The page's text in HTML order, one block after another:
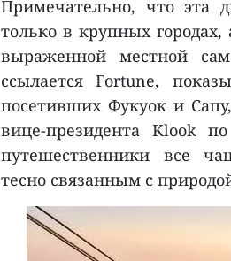
Примечательно, что эта
только в крупных городах,
выраженной местной
ссылается Fortune,
посетивших Фукуок и
вице-президента Klook
путешественники все
тесно связанным с